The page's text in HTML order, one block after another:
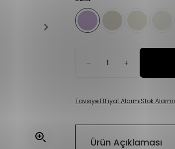
Tavsiye EtFiyat AlarmıStok Alarmı
Ürün Açıklaması